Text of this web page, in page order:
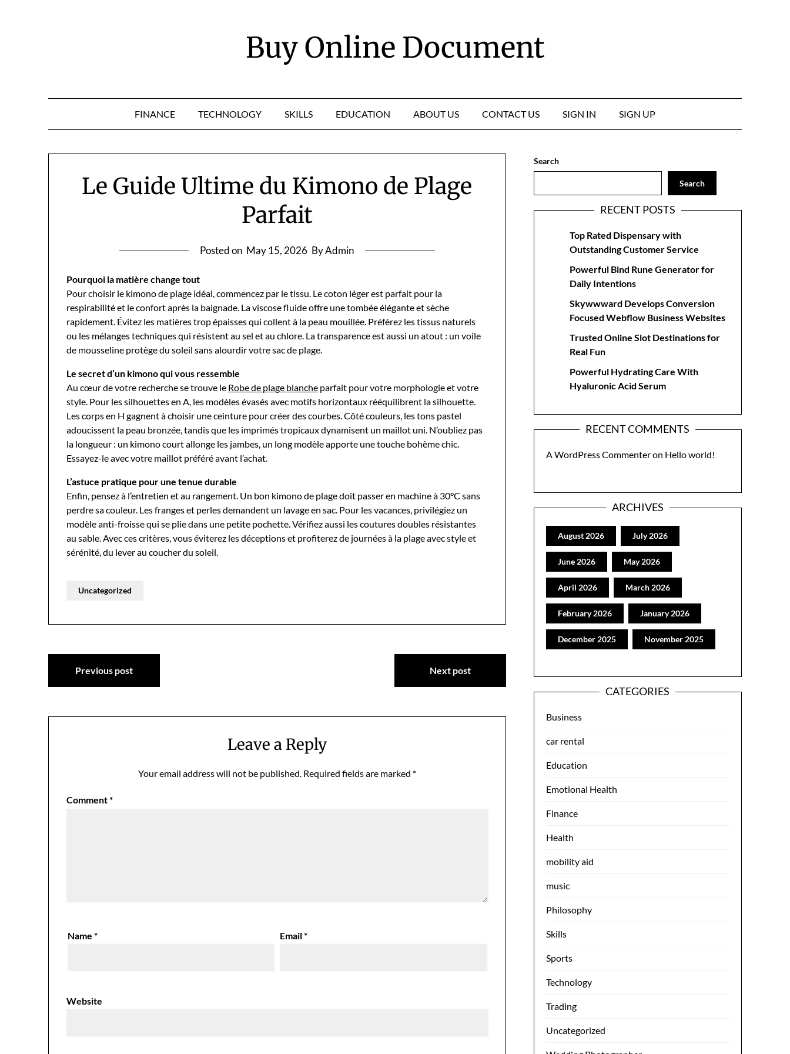
Buy Online Document
FINANCE TECHNOLOGY SKILLS EDUCATION ABOUT US CONTACT US SIGN IN SIGN UP
Le Guide Ultime du Kimono de Plage
Parfait
Posted on May 15, 2026 By Admin
Pourquoi la matière change tout
Pour choisir le kimono de plage idéal, commencez par le tissu. Le coton léger est parfait pour la
respirabilité et le confort après la baignade. La viscose fluide offre une tombée élégante et sèche
rapidement. Évitez les matières trop épaisses qui collent à la peau mouillée. Préférez les tissus naturels
ou les mélanges techniques qui résistent au sel et au chlore. La transparence est aussi un atout : un voile
de mousseline protège du soleil sans alourdir votre sac de plage.
Le secret d’un kimono qui vous ressemble
Au cœur de votre recherche se trouve le Robe de plage blanche parfait pour votre morphologie et votre
style. Pour les silhouettes en A, les modèles évasés avec motifs horizontaux rééquilibrent la silhouette.
Les corps en H gagnent à choisir une ceinture pour créer des courbes. Côté couleurs, les tons pastel
adoucissent la peau bronzée, tandis que les imprimés tropicaux dynamisent un maillot uni. N’oubliez pas
la longueur : un kimono court allonge les jambes, un long modèle apporte une touche bohème chic.
Essayez-le avec votre maillot préféré avant l’achat.
L’astuce pratique pour une tenue durable
Enfin, pensez à l’entretien et au rangement. Un bon kimono de plage doit passer en machine à 30°C sans
perdre sa couleur. Les franges et perles demandent un lavage en sac. Pour les vacances, privilégiez un
modèle anti-froisse qui se plie dans une petite pochette. Vérifiez aussi les coutures doubles résistantes
au sable. Avec ces critères, vous éviterez les déceptions et profiterez de journées à la plage avec style et
sérénité, du lever au coucher du soleil.
Uncategorized
Post
navigation
Previous post Next post
Leave a Reply
Your email address will not be published. Required fields are marked *
Comment*
Name* Email*
Website
Search
Search
RECENT POSTS
Top Rated Dispensary with
Outstanding Customer Service
Powerful Bind Rune Generator for
Daily Intentions
Skywwward Develops Conversion
Focused Webflow Business Websites
Trusted Online Slot Destinations for
Real Fun
Powerful Hydrating Care With
Hyaluronic Acid Serum
RECENT COMMENTS
A WordPress Commenteron Hello world!
ARCHIVES
August 2026 July 2026
June 2026 May 2026
April 2026 March 2026
February 2026 January 2026
December 2025 November 2025
CATEGORIES
Business
car rental
Education
Emotional Health
Finance
Health
mobility aid
music
Philosophy
Skills
Sports
Technology
Trading
Uncategorized